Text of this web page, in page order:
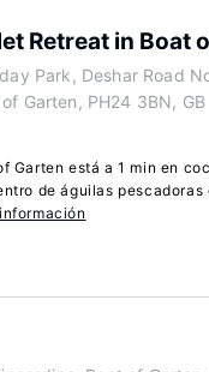
Retreat in Boat
Park, Deshar Road
Garten, PH24 3BN, GB
Garten está a 1 min en
de águilas pescadoras